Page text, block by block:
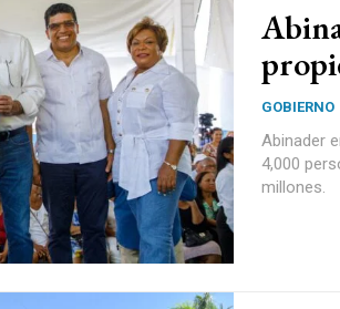
GOBIERNO
Abinader
4,000
millones.